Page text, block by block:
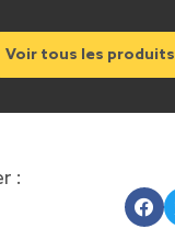
Voir tous les produits
: